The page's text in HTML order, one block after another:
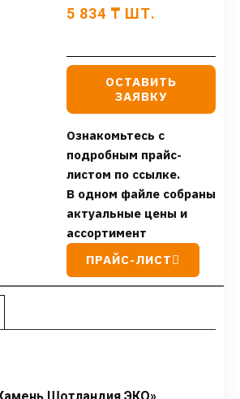
5 834 ₸ ШТ.
ОСТАВИТЬ
ЗАЯВКУ
Ознакомьтесь с
подробным прайс-
листом по ссылке.
В одном файле собраны
актуальные цены и
ассортимент
ПРАЙС-ЛИСТ